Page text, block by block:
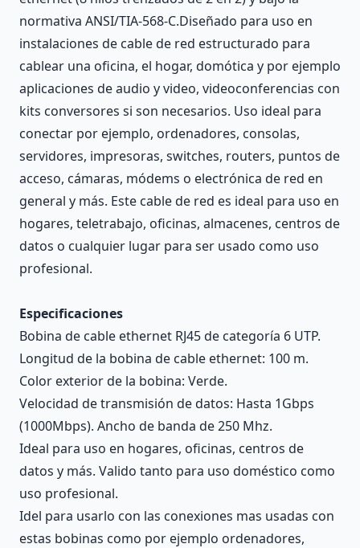
normativa ANSI/TIA-568-C.Diseñado para uso en
instalaciones de cable de red estructurado para
cablear una oficina, el hogar, domótica y por ejemplo
aplicaciones de audio y video, videoconferencias con
kits conversores si son necesarios. Uso ideal para
conectar por ejemplo, ordenadores, consolas,
servidores, impresoras, switches, routers, puntos de
acceso, cámaras, módems o electrónica de red en
general y más. Este cable de red es ideal para uso en
hogares, teletrabajo, oficinas, almacenes, centros de
datos o cualquier lugar para ser usado como uso
profesional.
Especificaciones
Bobina de cable ethernet RJ45 de categoría 6 UTP.
Longitud de la bobina de cable ethernet: 100 m.
Color exterior de la bobina: Verde.
Velocidad de transmisión de datos: Hasta 1Gbps
(1000Mbps). Ancho de banda de 250 Mhz.
Ideal para uso en hogares, oficinas, centros de
datos y más. Valido tanto para uso doméstico como
uso profesional.
Idel para usarlo con las conexiones mas usadas con
estas bobinas como por ejemplo ordenadores,